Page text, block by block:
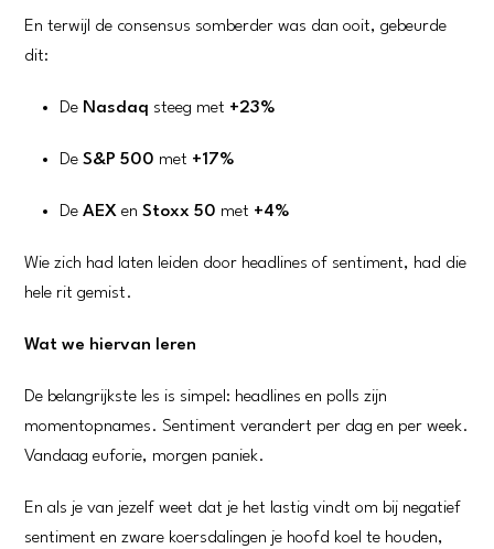
En terwijl de consensus somberder was dan ooit, gebeurde
dit:
De Nasdaq steeg met +23%
DeS&P 500 met +17%
DeAEX enStoxx 50 met +4%
Wie zich had laten leiden door headlines of sentiment, had die
hele rit gemist.
Wat we hiervan leren
De belangrijkste les is simpel: headlines en polls zijn
momentopnames. Sentiment verandert per dag en per week.
Vandaag euforie, morgen paniek.
En als je van jezelf weet dat je het lastig vindt om bij negatief
sentiment en zware koersdalingen je hoofd koel te houden,